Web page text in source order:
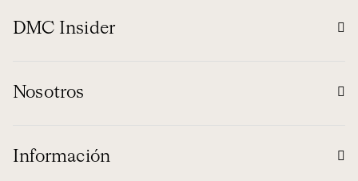
DMC Insider
Nosotros
Información